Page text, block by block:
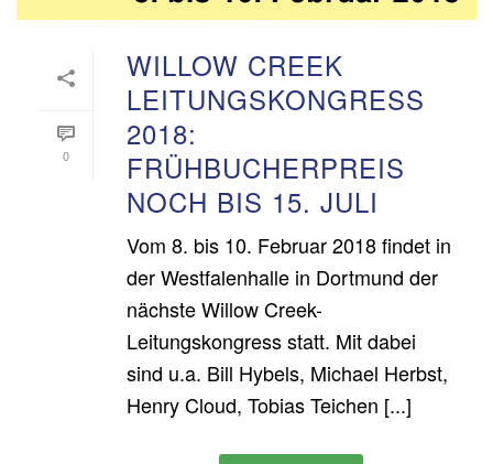
0
WILLOW CREEK
LEITUNGSKONGRESS
2018:
FRÜHBUCHERPREIS
NOCH BIS 15. JULI
Vom 8. bis 10. Februar 2018 findet in
der Westfalenhalle in Dortmund der
nächste Willow Creek-
Leitungskongress statt. Mit dabei
sind u.a. Bill Hybels, Michael Herbst,
Henry Cloud, Tobias Teichen [...]